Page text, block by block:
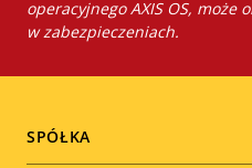
operacyjnego AXIS OS, może
w zabezpieczeniach.
Footer
SPÓŁKA